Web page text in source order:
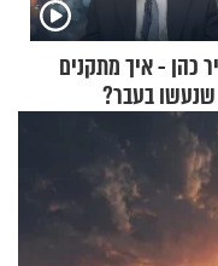
כהן - איך מתקנים
שנעשו בעבר?